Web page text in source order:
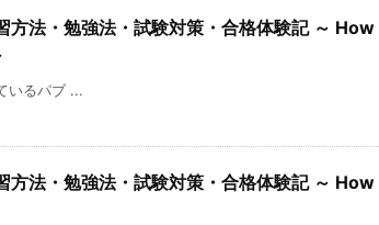
方法・勉強法・試験対策・合格体験記 ～
いるパブ ...
方法・勉強法・試験対策・合格体験記 ～